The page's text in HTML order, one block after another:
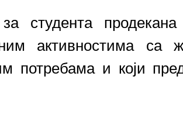
студента
активностима
потребама и који